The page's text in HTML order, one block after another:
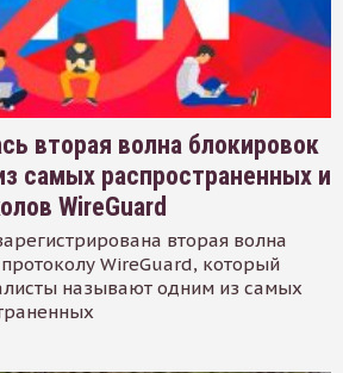
вторая волна блокировок
самых распространенных и
WireGuard
вторая волна
WireGuard, который
называют одним из самых